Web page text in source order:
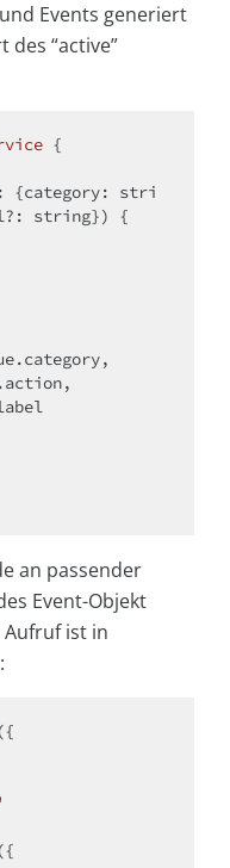
Events generiert
“active”
{
{category: stri
string})
{
an passender
Event-Objekt
ist in